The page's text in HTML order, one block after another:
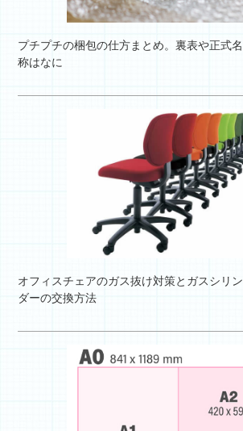
プチプチの梱包の仕方まとめ。裏表や正式名
称はなに
オフィスチェアのガス抜け対策とガスシリン
ダーの交換方法